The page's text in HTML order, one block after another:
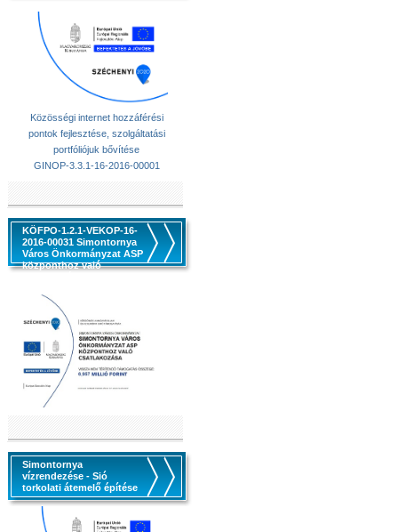
Közösségi internet hozzáférési
pontok fejlesztése, szolgáltatási
portfóliójuk bővítése
GINOP-3.3.1-16-2016-00001
KÖFPO-1.2.1-VEKOP-16-
2016-00031 Simontornya
Város Önkormányzat ASP
központhoz való
Simontornya
vízrendezése - Sió
torkolati átemelő építése